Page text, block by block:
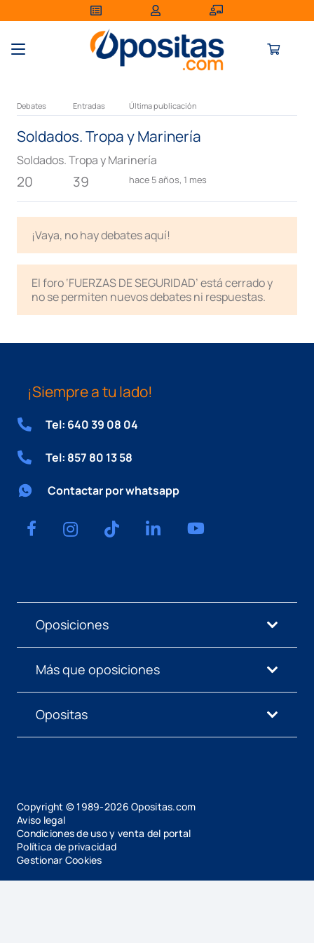
Debates Entradas Última publicación
Soldados. Tropa y Marinería
Soldados. Tropa y Marinería
20 39 hace 5 años, 1 mes
¡Vaya, no hay debates aquí!
El foro ‘FUERZAS DE SEGURIDAD’ está cerrado y
no se permiten nuevos debates ni respuestas.
¡Siempre a tu lado!
Tel: 640 39 08 04
Tel: 857 80 13 58
Contactar por whatsapp
Oposiciones
Más que oposiciones
Opositas
Copyright © 1989-2026 Opositas.com
Aviso legal
Condiciones de uso y venta del portal
Política de privacidad
Gestionar Cookies